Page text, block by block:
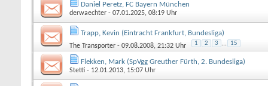
Daniel Peretz, FC Bayern München
derwaechter - 07.01.2025, 08:19 Uhr
Trapp, Kevin (Eintracht Frankfurt, Bundesliga)
The Transporter - 09.08.2008, 21:32 Uhr 1 2 3 ... 15
Flekken, Mark (SpVgg Greuther Fürth, 2. Bundesliga)
Stetti - 12.01.2013, 15:07 Uhr